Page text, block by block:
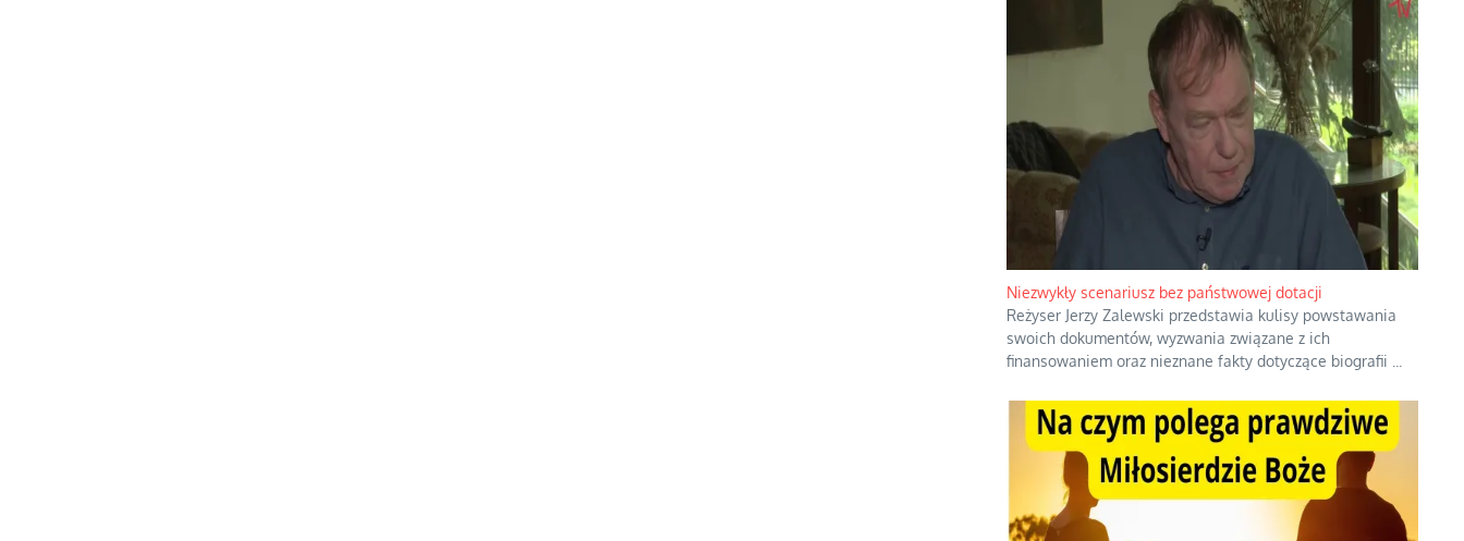
Niezwykły scenariusz bez państwowej dotacji
Reżyser Jerzy Zalewski przedstawia kulisy powstawania
swoich dokumentów, wyzwania związane z ich
finansowaniem oraz nieznane fakty dotyczące biografii